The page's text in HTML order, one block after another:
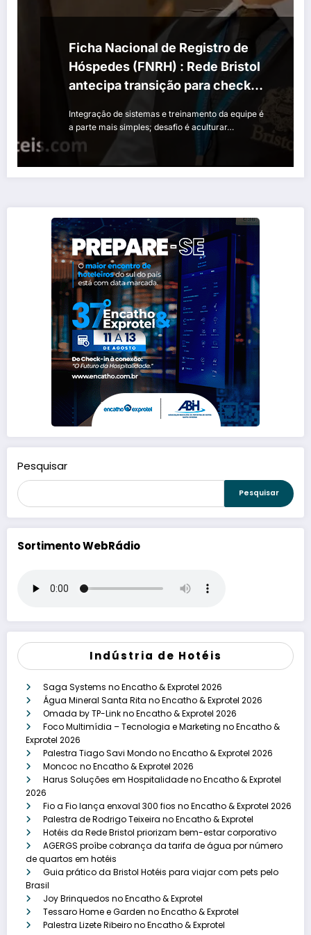
Ficha Nacional de Registro de
Hóspedes (FNRH) : Rede Bristol
antecipa transição para check-
in digital obrigatório no Brasil
Integração de sistemas e treinamento da equipe é
a parte mais simples; desafio é aculturar…
Pesquisar
Pesquisar
Sortimento WebRádio
Indústria de Hotéis
Saga Systems no Encatho & Exprotel 2026
Água Mineral Santa Rita no Encatho & Exprotel 2026
Omada by TP-Link no Encatho & Exprotel 2026
Foco Multimídia – Tecnologia e Marketing no Encatho &
Exprotel 2026
Palestra Tiago Savi Mondo no Encatho & Exprotel 2026
Moncoc no Encatho & Exprotel 2026
Harus Soluções em Hospitalidade no Encatho & Exprotel
2026
Fio a Fio lança enxoval 300 fios no Encatho & Exprotel 2026
Palestra de Rodrigo Teixeira no Encatho & Exprotel
Hotéis da Rede Bristol priorizam bem-estar corporativo
AGERGS proíbe cobrança da tarifa de água por número
de quartos em hotéis
Guia prático da Bristol Hotéis para viajar com pets pelo
Brasil
Joy Brinquedos no Encatho & Exprotel
Tessaro Home e Garden no Encatho & Exprotel
Palestra Lizete Ribeiro no Encatho & Exprotel